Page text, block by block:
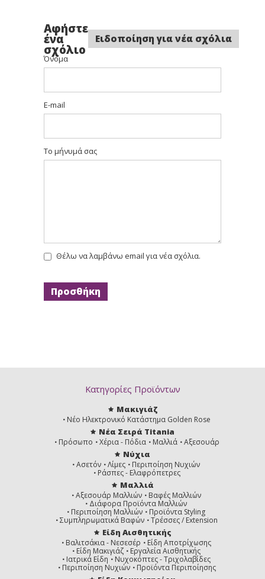
Αφήστε
ένα
σχόλιο
Ειδοποίηση για νέα σχόλια
Όνομα
E-mail
Το μήνυμά σας
Θέλω να λαμβάνω email για νέα σχόλια.
Κατηγορίες Προϊόντων
Μακιγιάζ
Νέο Ηλεκτρονικό Κατάστημα Golden Rose
Νέα Σειρά Titania
Πρόσωπο Χέρια - Πόδια Μαλλιά Αξεσουάρ
Νύχια
Ασετόν Λίμες
Περιποίηση Νυχιών
Ράσπες - Ελαφρόπετρες
Μαλλιά
Αξεσουάρ Μαλλιών
Βαφές Μαλλιών
Διάφορα Προϊόντα Μαλλιών
Περιποίηση Μαλλιών
Προϊόντα Styling
Συμπληρωματικά Βαφών
Τρέσσες / Extension
Είδη Αισθητικής
Βαλιτσάκια - Νεσεσέρ
Είδη Αποτρίχωσης
Είδη Μακιγιάζ
Εργαλεία Αισθητικής
Ιατρικά Είδη
Νυχοκόπτες - Τριχολαβίδες
Περιποίηση Νυχιών
Προϊόντα Περιποίησης